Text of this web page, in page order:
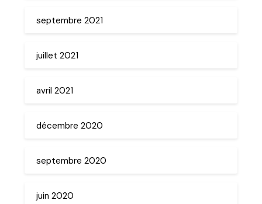
septembre 2021
juillet 2021
avril 2021
décembre 2020
septembre 2020
juin 2020